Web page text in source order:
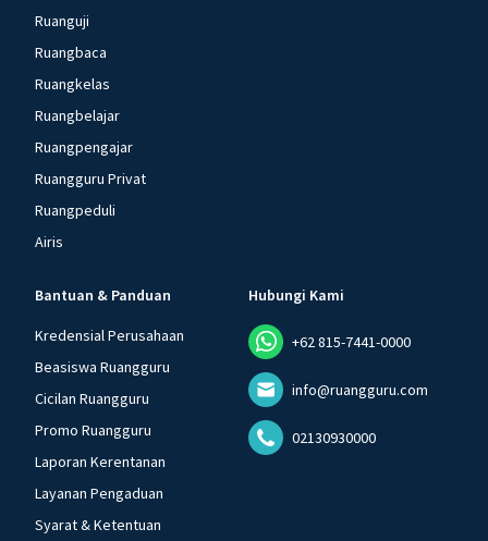
Ruanguji
Ruangbaca
Ruangkelas
Ruangbelajar
Ruangpengajar
Ruangguru Privat
Ruangpeduli
Airis
Bantuan & Panduan
Kredensial Perusahaan
Beasiswa Ruangguru
Cicilan Ruangguru
Promo Ruangguru
Laporan Kerentanan
Layanan Pengaduan
Syarat & Ketentuan
Hubungi Kami
+62 815-7441-0000
info@ruangguru.com
02130930000